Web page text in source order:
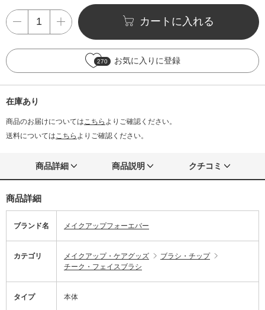
カートに入れる
270 お気に入りに登録
在庫あり
商品のお届けについては こちら よりご確認ください。
送料については こちら よりご確認ください。
商品詳細 商品説明 クチコミ
商品詳細
ブランド名 メイクアップフォーエバー
カテゴリ メイクアップ・ケアグッズ
ブラシ・チップ
チーク・フェイスブラシ
タイプ 本体